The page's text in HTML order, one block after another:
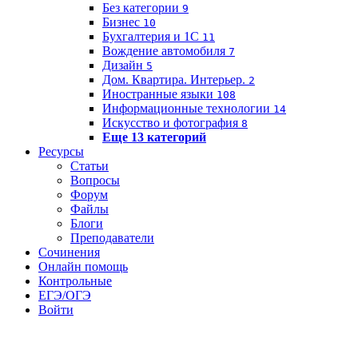
Без категории 9
Бизнес 10
Бухгалтерия и 1C 11
Вождение автомобиля 7
Дизайн 5
Дом. Квартира. Интерьер. 2
Иностранные языки 108
Информационные технологии 14
Искусство и фотография 8
Еще 13 категорий
Ресурсы
Статьи
Вопросы
Форум
Файлы
Блоги
Преподаватели
Сочинения
Онлайн помощь
Контрольные
ЕГЭ/ОГЭ
Войти